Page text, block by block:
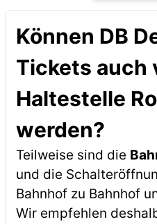
Können DB
Tickets auch
Haltestelle
werden?
Teilweise sind die
und die
Bahnhof zu Bahnhof
Wir empfehlen